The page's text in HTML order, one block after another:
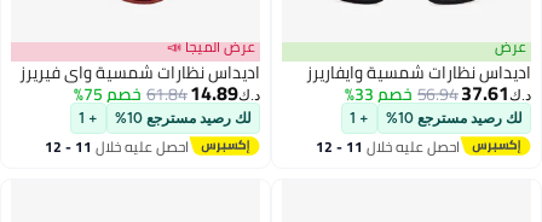
عرض
اديداس نظارات شمسية وايفاريرز
د.ك‏37.61
56.94خصم 33%
لك رصيد مسترجع 10% + 1
احصل عليه خلال 11 - 12
عرض الميجا 📣
اديداس نظارات شمسية واي فيريرز
د.ك‏14.89
61.84خصم 75%
لك رصيد مسترجع 10% + 1
احصل عليه خلال 11 - 12